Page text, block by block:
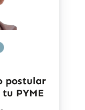
postular
PYME